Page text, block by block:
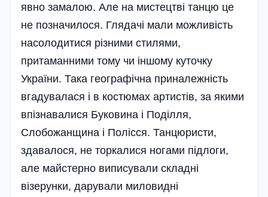
явно замалою. Але на мистецтві танцю це
не позначилося. Глядачі мали можливість
насолодитися різними стилями,
притаманними тому чи іншому куточку
України. Така географічна приналежність
вгадувалася і в костюмах артистів, за якими
впізнавалися Буковина і Поді­лля,
Слобожанщина і Полісся. Та­н­цюристи,
здавалося, не торкалися ногами підлоги,
але майстерно виписували складні
візерунки, дарували миловидні